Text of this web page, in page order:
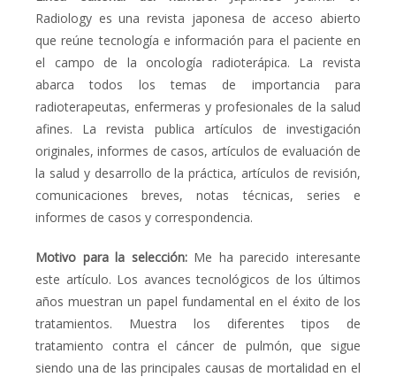
Radiology es una revista japonesa de acceso abierto
que reúne tecnología e información para el paciente en
el campo de la oncología radioterápica. La revista
abarca todos los temas de importancia para
radioterapeutas, enfermeras y profesionales de la salud
afines. La revista publica artículos de investigación
originales, informes de casos, artículos de evaluación de
la salud y desarrollo de la práctica, artículos de revisión,
comunicaciones breves, notas técnicas, series e
informes de casos y correspondencia.
Motivo para la selección: Me ha parecido interesante
este artículo. Los avances tecnológicos de los últimos
años muestran un papel fundamental en el éxito de los
tratamientos. Muestra los diferentes tipos de
tratamiento contra el cáncer de pulmón, que sigue
siendo una de las principales causas de mortalidad en el